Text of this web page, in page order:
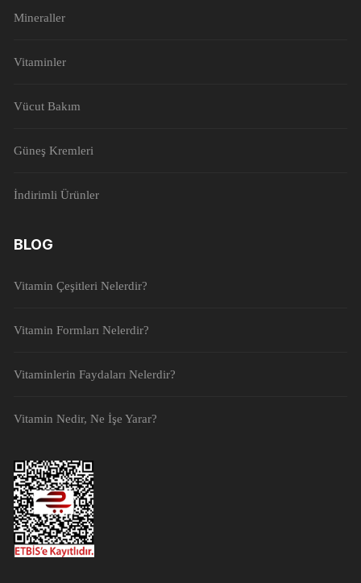
Mineraller
Vitaminler
Vücut Bakım
Güneş Kremleri
İndirimli Ürünler
BLOG
Vitamin Çeşitleri Nelerdir?
Vitamin Formları Nelerdir?
Vitaminlerin Faydaları Nelerdir?
Vitamin Nedir, Ne İşe Yarar?